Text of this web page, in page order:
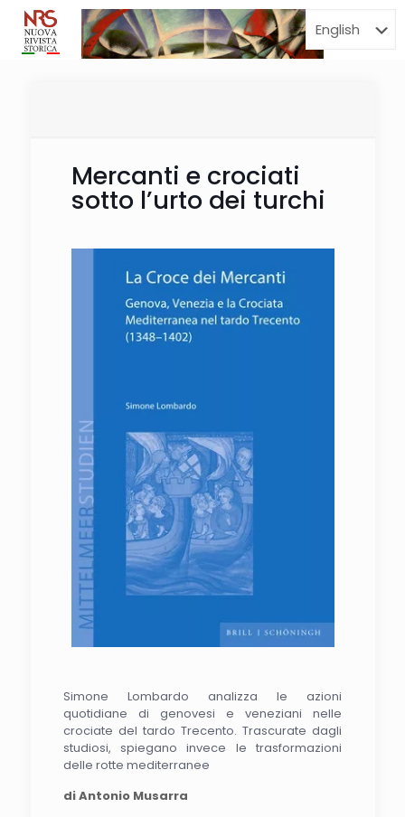
Menu
Mercanti e crociati
sotto l’urto dei turchi
Simone Lombardo analizza le azioni
quotidiane di genovesi e veneziani nelle
crociate del tardo Trecento. Trascurate dagli
studiosi, spiegano invece le trasformazioni
delle rotte mediterranee
di Antonio Musarra